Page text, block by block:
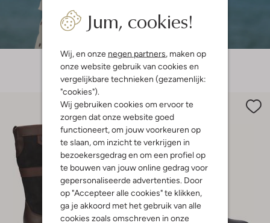
Jum, cookies!
Wij, en onze negen partners , maken op
onze website gebruik van cookies en
vergelijkbare technieken (gezamenlijk:
"cookies").
Wij gebruiken cookies om ervoor te
zorgen dat onze website goed
functioneert, om jouw voorkeuren op
te slaan, om inzicht te verkrijgen in
bezoekersgedrag en om een profiel op
te bouwen van jouw online gedrag voor
gepersonaliseerde advertenties. Door
op "Accepteer alle cookies" te klikken,
ga je akkoord met het gebruik van alle
cookies zoals omschreven in onze